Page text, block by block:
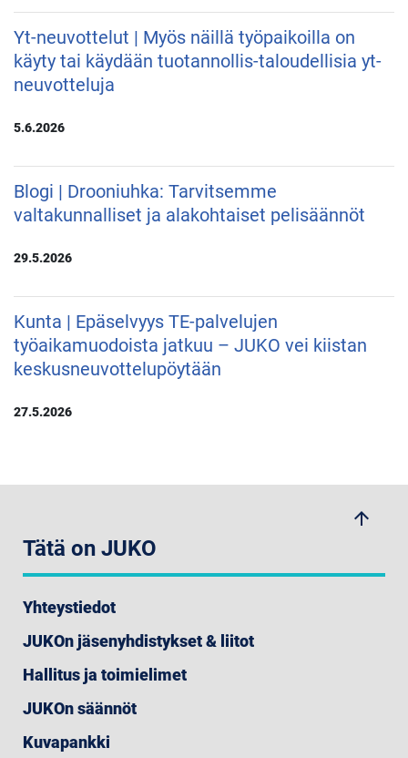
Yt-neuvottelut | Myös näillä työpaikoilla on
käyty tai käydään tuotannollis-taloudellisia yt-
neuvotteluja
5.6.2026
Blogi | Drooniuhka: Tarvitsemme
valtakunnalliset ja alakohtaiset pelisäännöt
29.5.2026
Kunta | Epäselvyys TE-palvelujen
työaikamuodoista jatkuu – JUKO vei kiistan
keskusneuvottelupöytään
27.5.2026
arrow_upwards
Tätä on JUKO
Yhteystiedot
JUKOn jäsenyhdistykset & liitot
Hallitus ja toimielimet
JUKOn säännöt
Kuvapankki